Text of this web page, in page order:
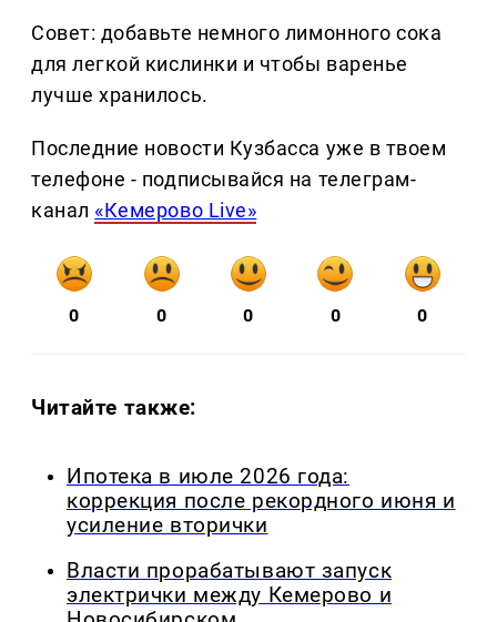
Совет: добавьте немного лимонного сока
для легкой кислинки и чтобы варенье
лучше хранилось.
Последние новости Кузбасса уже в твоем
телефоне - подписывайся на телеграм-
канал «Кемерово Live»
0 0 0 0 0
Читайте также:
Ипотека в июле 2026 года:
коррекция после рекордного июня и
усиление вторички
Власти прорабатывают запуск
электрички между Кемерово и